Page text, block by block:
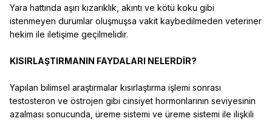
Yara hattında aşırı kızarıklık, akıntı ve kötü koku gibi
istenmeyen durumlar oluşmuşsa vakit kaybedilmeden veteriner
hekim ile iletişime geçilmelidir.
KISIRLAŞTIRMANIN FAYDALARI NELERDİR?
Yapılan bilimsel araştırmalar kısırlaştırma işlemi sonrası
testosteron ve östrojen gibi cinsiyet hormonlarının seviyesinin
azalması sonucunda, üreme sistemi ve üreme sistemi ile ilişkili